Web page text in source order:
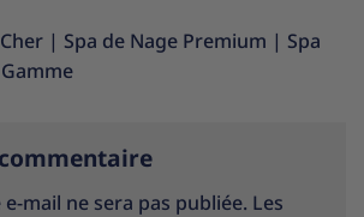
| Spa de Nage Premium | Spa
mail ne sera pas publiée. Les